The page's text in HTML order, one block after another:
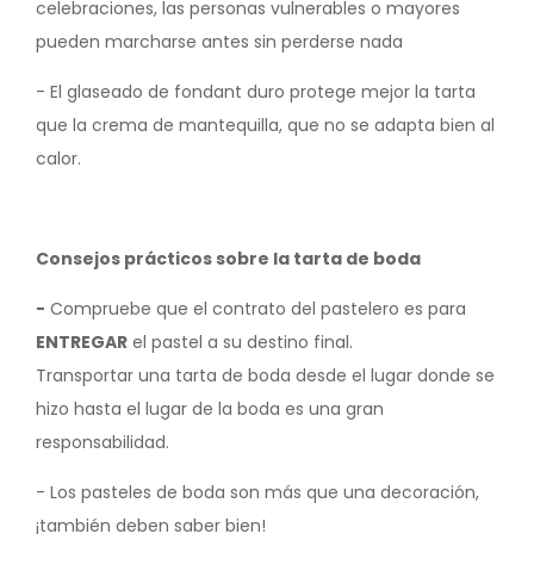
celebraciones, las personas vulnerables o mayores
pueden marcharse antes sin perderse nada
- El glaseado de fondant duro protege mejor la tarta
que la crema de mantequilla, que no se adapta bien al
calor.
Consejos prácticos sobre la tarta de boda
- Compruebe que el contrato del pastelero es para
ENTREGAR el pastel a su destino final.
Transportar una tarta de boda desde el lugar donde se
hizo hasta el lugar de la boda es una gran
responsabilidad.
- Los pasteles de boda son más que una decoración,
¡también deben saber bien!